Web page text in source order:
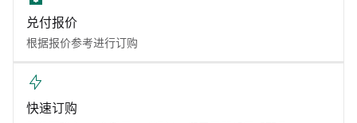
兑付报价
根据报价参考进行订购
快速订购